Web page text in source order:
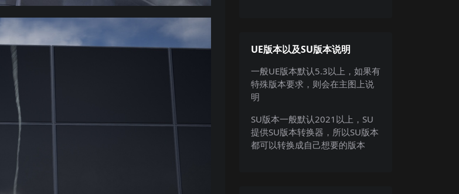
UE版本以及SU版本说明
一般UE版本默认5.3以上，如果有
特殊版本要求，则会在主图上说
明
SU版本一般默认2021以上，SU
提供SU版本转换器，所以SU版本
都可以转换成自己想要的版本